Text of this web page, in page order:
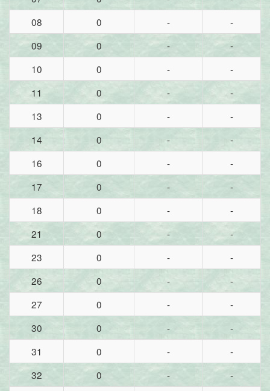
08
0 -
-
09
0 -
-
10
0 -
-
11
0 -
-
13
0 -
-
14
0 -
-
16
0 -
-
17
0 -
-
18
0 -
-
21
0 -
-
23
0 -
-
26
0 -
-
27
0 -
-
30
0 -
-
31
0 -
-
32
0 -
-